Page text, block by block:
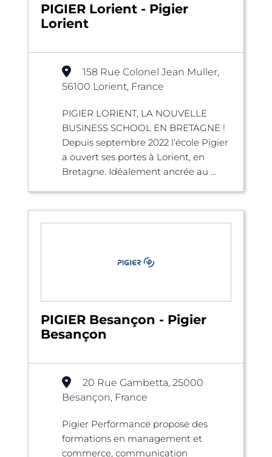
PIGIER Lorient - Pigier
Lorient
158 Rue Colonel Jean Muller,
56100 Lorient, France
PIGIER LORIENT, LA NOUVELLE
BUSINESS SCHOOL EN BRETAGNE !
Depuis septembre 2022 l’école Pigier
a ouvert ses portes à Lorient, en
Bretagne. Idéalement ancrée au ...
PIGIER Besançon - Pigier
Besançon
20 Rue Gambetta, 25000
Besançon, France
Pigier Performance propose des
formations en management et
commerce, communication